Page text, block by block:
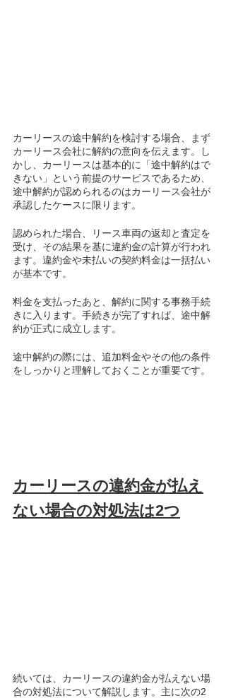
カーリースの途中解約を検討する場合、まず
カーリース会社に解約の意向を伝えます。し
かし、カーリースは基本的に「途中解約はで
きない」という前提のサービスであるため、
途中解約が認められるのはカーリース会社が
承認したケースに限ります。
認められた場合、リース車両の返却と査定を
受け、その結果を基に違約金の計算が行われ
ます。違約金や未払いの契約料金は一括払い
が基本です。
料金を支払ったあと、解約に関する事務手続
きに入ります。手続きが完了すれば、途中解
約が正式に成立します。
途中解約の際には、追加料金やその他の条件
をしっかりと理解しておくことが重要です。
カーリースの違約金が払え
ない場合の対処法は2つ
続いては、カーリースの違約金が払えない場
合の対処法について解説します。主に次の2